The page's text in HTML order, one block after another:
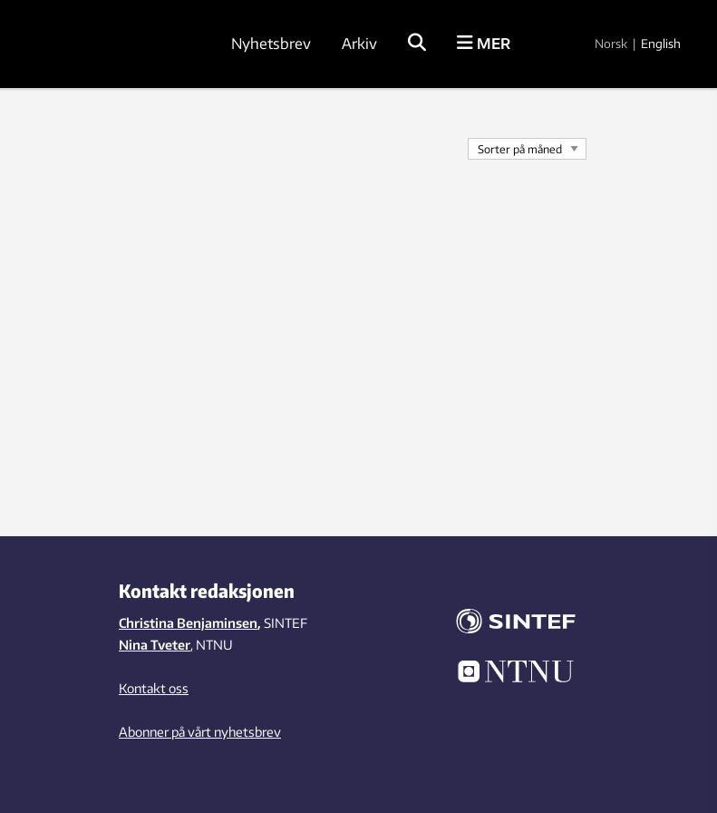
Nyhetsbrev Arkiv MER Norsk | English
Kontakt redaksjonen
Christina Benjaminsen, SINTEF
Nina Tveter, NTNU
Kontakt oss
Abonner på vårt nyhetsbrev